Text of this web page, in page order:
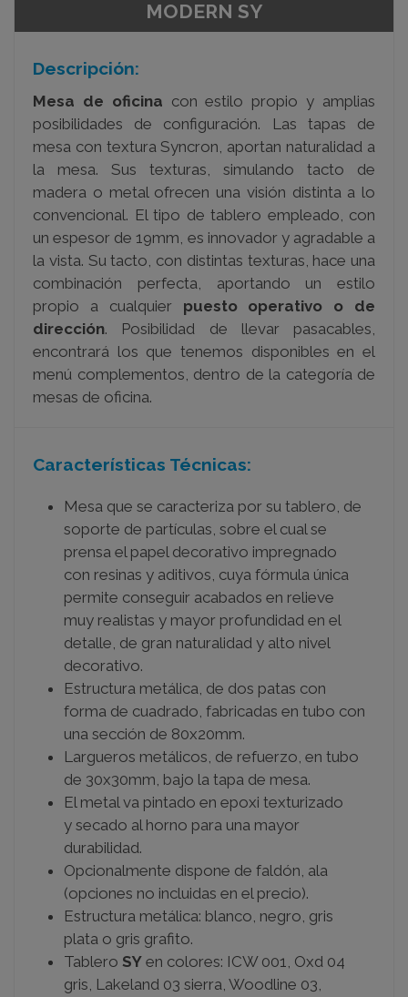
MODERN SY
Descripción:
Mesa de oficina con estilo propio y amplias
posibilidades de configuración. Las tapas de
mesa con textura Syncron, aportan naturalidad a
la mesa. Sus texturas, simulando tacto de
madera o metal ofrecen una visión distinta a lo
convencional. El tipo de tablero empleado, con
un espesor de 19mm, es innovador y agradable a
la vista. Su tacto, con distintas texturas, hace una
combinación perfecta, aportando un estilo
propio a cualquier puesto operativo o de
dirección. Posibilidad de llevar pasacables,
encontrará los que tenemos disponibles en el
menú complementos, dentro de la categoría de
mesas de oficina.
Características Técnicas:
Mesa que se caracteriza por su tablero, de
soporte de partículas, sobre el cual se
prensa el papel decorativo impregnado
con resinas y aditivos, cuya fórmula única
permite conseguir acabados en relieve
muy realistas y mayor profundidad en el
detalle, de gran naturalidad y alto nivel
decorativo.
Estructura metálica, de dos patas con
forma de cuadrado, fabricadas en tubo con
una sección de 80x20mm.
Largueros metálicos, de refuerzo, en tubo
de 30x30mm, bajo la tapa de mesa.
El metal va pintado en epoxi texturizado
y secado al horno para una mayor
durabilidad.
Opcionalmente dispone de faldón, ala
(opciones no incluidas en el precio).
Estructura metálica: blanco, negro, gris
plata o gris grafito.
Tablero SY en colores: ICW 001, Oxd 04
gris, Lakeland 03 sierra, Woodline 03,